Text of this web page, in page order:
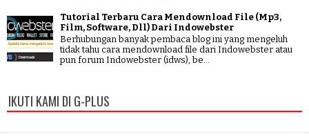
Tutorial Terbaru Cara Mendownload File (Mp3,
Film, Software, Dll) Dari Indowebster
Berhubungan banyak pembaca blog ini yang mengeluh
tidak tahu cara mendownload file dari Indowebster atau
pun forum Indowebster (idws), be...
IKUTI KAMI DI G-PLUS